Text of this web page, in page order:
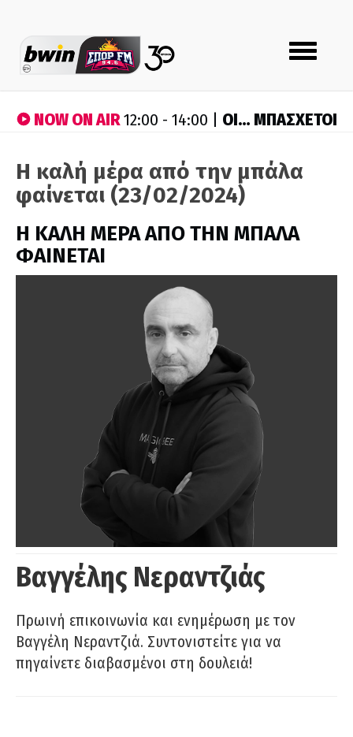
Toggle
navigation
NOW ON AIR12:00 - 14:00 | ΟΙ… ΜΠΑΣΧΕΤΟΙ
Η καλή μέρα από την μπάλα
φαίνεται (23/02/2024)
H ΚΑΛΗ ΜΕΡΑ ΑΠΟ ΤΗΝ ΜΠΑΛΑ
ΦΑΙΝΕΤΑΙ
Βαγγέλης Νεραντζιάς
Πρωινή επικοινωνία και ενημέρωση με τον
Βαγγέλη Νεραντζιά. Συντονιστείτε για να
πηγαίνετε διαβασμένοι στη δουλειά!